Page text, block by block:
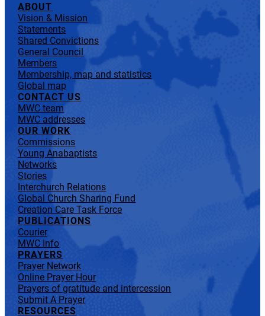
ABOUT
Vision & Mission
Statements
Shared Convictions
General Council
Members
Membership, map and statistics
Global map
CONTACT US
MWC team
MWC addresses
OUR WORK
Commissions
Young Anabaptists
Networks
Stories
Interchurch Relations
Global Church Sharing Fund
Creation Care Task Force
PUBLICATIONS
Courier
MWC Info
PRAYERS
Prayer Network
Online Prayer Hour
Prayers of gratitude and intercession
Submit A Prayer
RESOURCES